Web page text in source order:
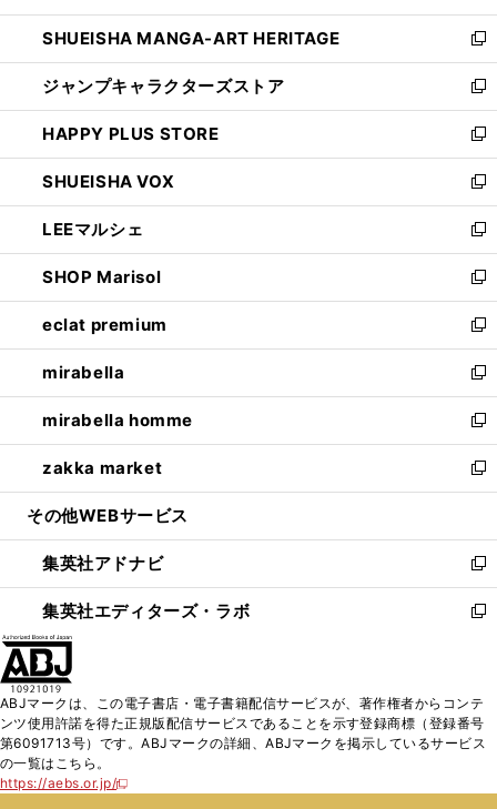
開
く
ウ
で
開
く
し
い
ウ
ィ
ン
ド
ウ
で
開
く
SHUEISHA MANGA-ART HERITAGE
新
し
い
ウ
ィ
ン
ド
ウ
で
開
く
ジャンプキャラクターズストア
新
し
い
ウ
ィ
ン
ド
ウ
で
開
く
HAPPY PLUS STORE
新
し
い
ウ
ィ
ン
ド
ウ
で
開
く
SHUEISHA VOX
新
し
い
ウ
ィ
ン
ド
ウ
で
開
く
LEEマルシェ
新
し
い
ウ
ィ
ン
ド
ウ
で
開
く
SHOP Marisol
新
し
い
ウ
ィ
ン
ド
ウ
で
開
eclat premium
新
し
い
ウ
ィ
ン
ド
ウ
開
く
mirabella
新
し
い
ウ
ィ
ン
ウ
で
開
く
mirabella homme
新
し
い
ウ
ン
ド
ウ
で
zakka market
新
し
ウ
ィ
ン
ド
く
その他WEBサービス
集英社アドナビ
新
し
い
ド
ウ
で
集英社エディターズ・ラボ
新
ィ
ン
ド
ABJマークは、この電子書店・電子書籍配信サービスが、著作権者からコンテ
ンツ使用許諾を得た正規版配信サービスであることを示す登録商標（登録番号
第6091713号）です。ABJマークの詳細、ABJマークを掲示しているサービス
の一覧はこちら。
https://aebs.or.jp/
新